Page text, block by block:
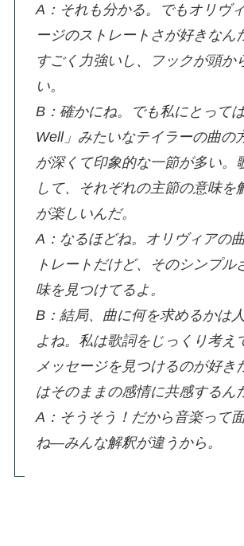
A：それも分かる。でもオリヴ
ージのストレートさが好きなん
すごく力強いし、フックが頭か
い。
B：確かにね。でも私にとって
Well」みたいなテイラーの曲の
が深くて印象的な一節が多い。
して、それぞれの主節の意味を
が楽しいんだ。
A：なるほどね。オリヴィアの
トレートだけど、そのシンプル
味を見つけてるよ。
B：結局、曲に何を求めるかは
よね。私は歌詞をじっくり考え
メッセージを見つけるのが好き
はそのままの感情に共感するん
A：そうそう！だから音楽って
ね―みんな解釈が違うから。